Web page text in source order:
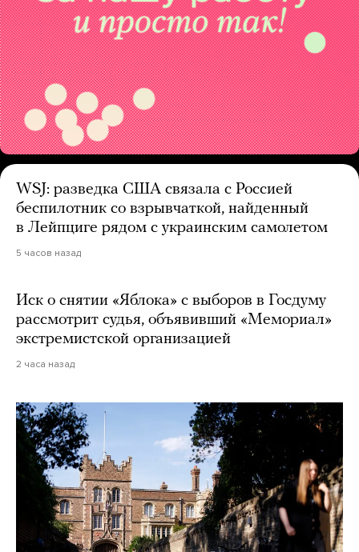
WSJ: разведка США связала с Россией
беспилотник со взрывчаткой, найденный
в Лейпциге рядом с украинским самолетом
5 часов назад
Иск о снятии «Яблока» с выборов в Госдуму
рассмотрит судья, объявивший «Мемориал»
экстремистской организацией
2 часа назад